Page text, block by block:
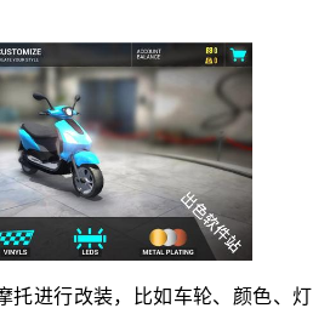
托进行改装，比如车轮、颜色、灯